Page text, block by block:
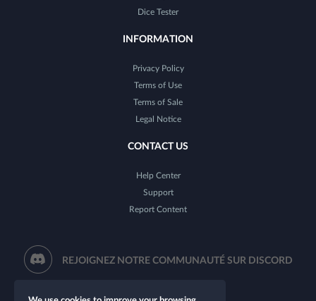
Dice Tester
INFORMATION
Privacy Policy
Terms of Use
Terms of Sale
Legal Notice
CONTACT US
Help Center
Support
Report Content
REJOIGNEZ NOTRE COMMUNAUTÉ SUR DISCORD